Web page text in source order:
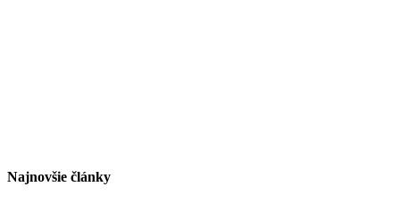
Najnovšie články